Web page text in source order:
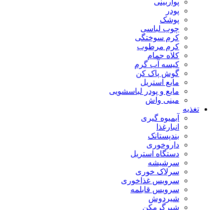
پواربینی
پودر
پوشک
چوب لباسی
کرم سوختگی
کرم مرطوب
کلاه حمام
کیسه آب گرم
گوش پاک کن
مایع استریل
مایع و پودر لباسشویی
مینی واش
تغذیه
آبمیوه گیری
انبارغذا
بندپستانک
داروخوری
دستگاه استریل
سرشیشه
سرلاک خوری
سرویس غذاخوری
سرویس قابلمه
شیردوش
شیرگرمکن